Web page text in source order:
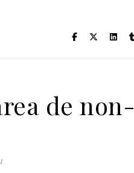
de non-